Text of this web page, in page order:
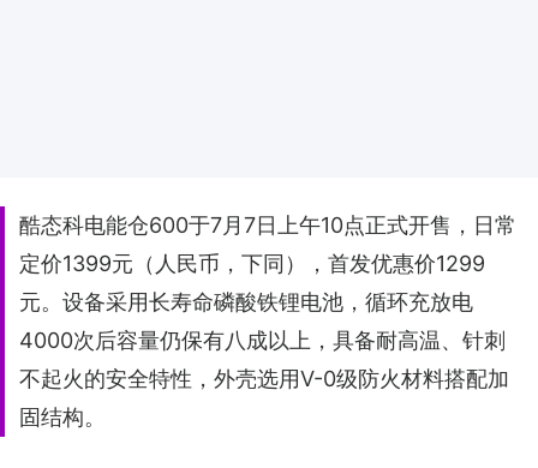
酷态科电能仓600于7月7日上午10点正式开售，日常
定价1399元（人民币，下同），首发优惠价1299
元。设备采用长寿命磷酸铁锂电池，循环充放电
4000次后容量仍保有八成以上，具备耐高温、针刺
不起火的安全特性，外壳选用V-0级防火材料搭配加
固结构。